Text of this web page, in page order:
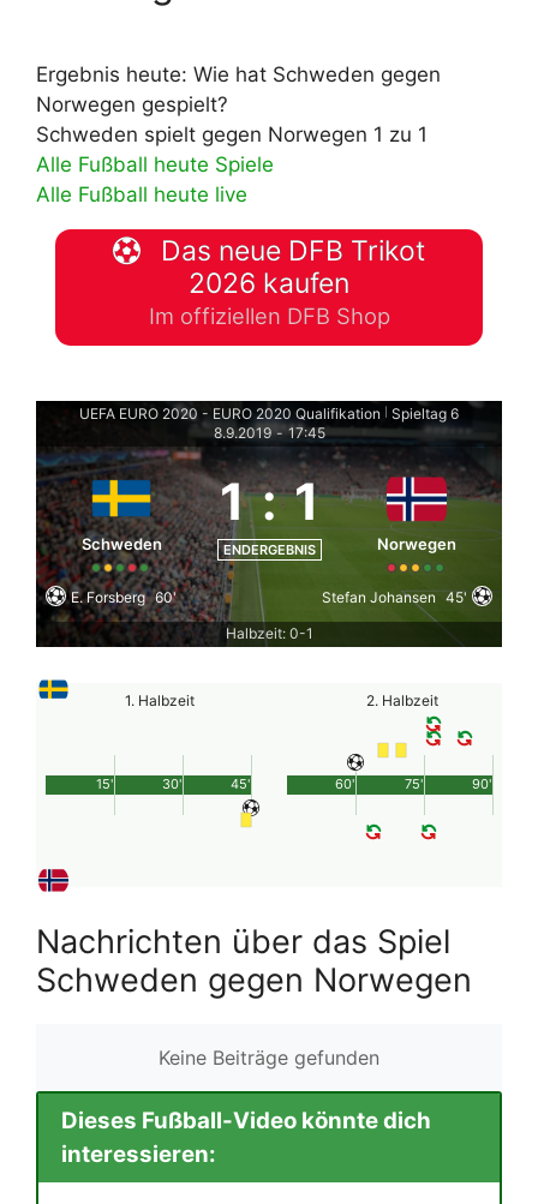
Ergebnis heute: Wie hat Schweden gegen
Norwegen gespielt?
Schweden spielt gegen Norwegen 1 zu 1
Alle Fußball heute Spiele
Alle Fußball heute live
Das neue DFB Trikot
2026 kaufen
Im offiziellen DFB Shop
UEFA EURO 2020 - EURO 2020 Qualifikation
Spieltag 6
8.9.2019 - 17:45
Schweden
1 : 1
ENDERGEBNIS Norwegen
E. Forsberg 60' Stefan Johansen 45'
Halbzeit: 0-1
1. Halbzeit
45'
15' 30'
2. Halbzeit
90'
60' 75'
Nachrichten über das Spiel
Schweden gegen Norwegen
Keine Beiträge gefunden
Dieses Fußball-Video könnte dich
interessieren: